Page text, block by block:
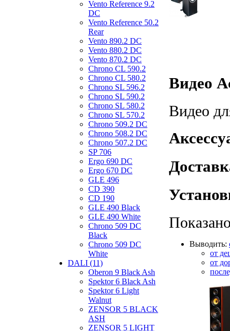
Vento Reference 9.2
DC
Vento Reference 50.2
Rear
Vento 890.2 DС
Vento 880.2 DС
Vento 870.2 DС
Chrono CL 590.2
Chrono CL 580.2
Chrono SL 596.2
Chrono SL 590.2
Chrono SL 580.2
Chrono SL 570.2
Chrono 509.2 DC
Chrono 508.2 DC
Chrono 507.2 DC
SP 706
Ergo 690 DC
Ergo 670 DC
GLE 496
CD 390
CD 190
GLE 490 Black
GLE 490 White
Chrono 509 DC
Black
Chrono 509 DC
White
DALI (11)
Oberon 9 Black Ash
Spektor 6 Black Ash
Spektor 6 Light
Walnut
ZENSOR 5 BLACK
ASH
ZENSOR 5 LIGHT
Видео
Видео
Выводить:
от
от